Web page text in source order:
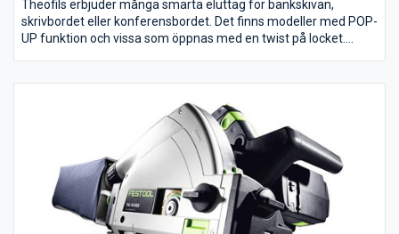
Theofils erbjuder många smarta eluttag för bänkskivan,
skrivbordet eller konferensbordet. Det finns modeller med POP-
UP funktion och vissa som öppnas med en twist på locket.